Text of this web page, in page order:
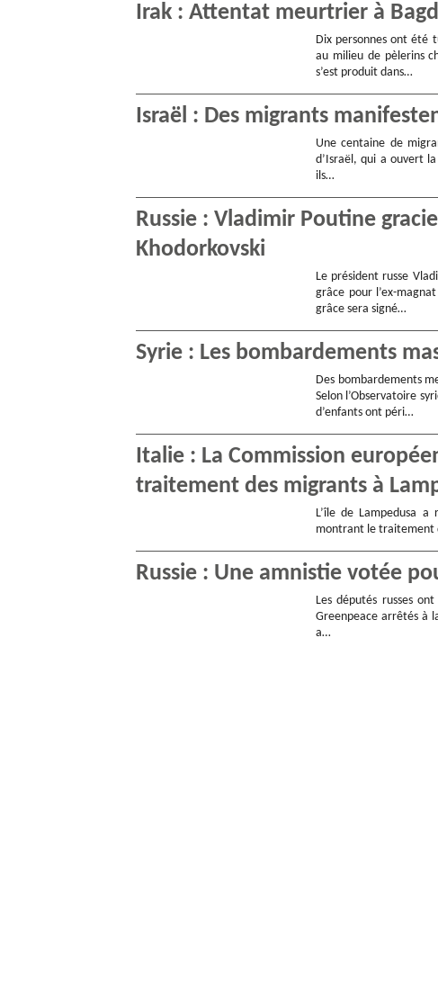
Irak : Attentat meurtrier à
Dix personnes ont été
au milieu de pèlerins
s’est produit dans…
Israël : Des migrants
Une centaine de
d’Israël, qui a ouvert
ils…
Russie : Vladimir Poutine
Khodorkovski
Le président russe
grâce pour l’ex-
grâce sera signé…
Syrie : Les bombardements
Des bombardements
Selon l’Observatoire
d’enfants ont péri…
Italie : La Commission
traitement des migrants à
L’île de Lampedusa
montrant le traitement
Russie : Une amnistie votée
Les députés russes
Greenpeace arrêtés à
a…